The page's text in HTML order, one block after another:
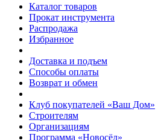
Каталог товаров
Прокат инструмента
Распродажа
Избранное
Доставка и подъем
Способы оплаты
Возврат и обмен
Клуб покупателей «Ваш Дом»
Строителям
Организациям
Программа «Новосёл»